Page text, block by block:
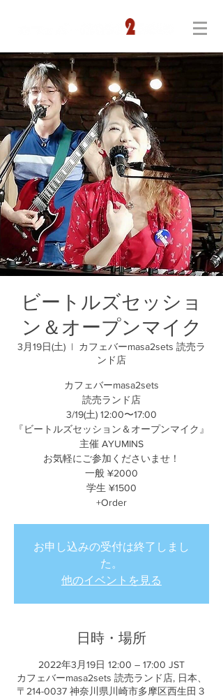
ビートルズセッショ
ン＆オープンマイク
3月19日(土)
  |
カフェバーmasa2sets 読売ラ
ンド店
カフェバーmasa2sets
読売ランド店
3/19(土) 12:00〜17:00
『ビートルズセッション＆オープンマイク』
主催 AYUMINS
お気軽にご参加くださいませ！
一般 ¥2000
学生 ¥1500
+Order
お申し込みの受付は終了しまし
た。
他のイベントを見る
日時・場所
2022年3月19日 12:00 – 17:00 JST
カフェバーmasa2sets 読売ランド店, 日本、
〒214-0037 神奈川県川崎市多摩区西生田３